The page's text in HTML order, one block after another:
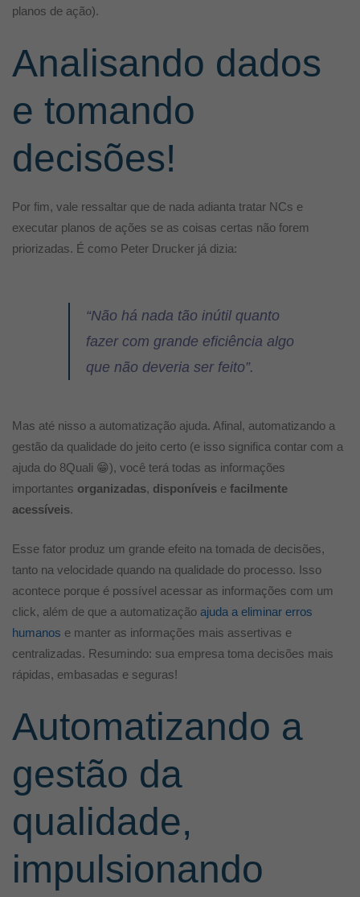
planos de ação).
Analisando dados
e tomando
decisões!
Por fim, vale ressaltar que de nada adianta tratar NCs e
executar planos de ações se as coisas certas não forem
priorizadas. É como Peter Drucker já dizia:
“Não há nada tão inútil quanto
fazer com grande eficiência algo
que não deveria ser feito”.
Mas até nisso a automatização ajuda. Afinal, automatizando a
gestão da qualidade do jeito certo (e isso significa contar com a
ajuda do 8Quali 😁), você terá todas as informações
importantes organizadas, disponíveis e facilmente
acessíveis.
Esse fator produz um grande efeito na tomada de decisões,
tanto na velocidade quando na qualidade do processo. Isso
acontece porque é possível acessar as informações com um
click, além de que a automatização ajuda a eliminar erros
humanos e manter as informações mais assertivas e
centralizadas. Resumindo: sua empresa toma decisões mais
rápidas, embasadas e seguras!
Automatizando a
gestão da
qualidade,
impulsionando